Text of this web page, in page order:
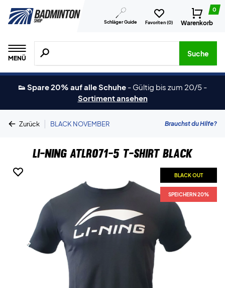
Schläger Guide Favoriten (0)
0
Warenkorb
MENÜ
Suche nach Produkten, Marken usw.
Suche
👟 Spare 20% auf alle Schuhe - Gültig bis zum 20/5 -
Sortiment ansehen
Zurück | BLACK NOVEMBER Brauchst du Hilfe?
Li-Ning ATLR071-5 T-shirt Black
BLACK OUT
SPEICHERN 20%